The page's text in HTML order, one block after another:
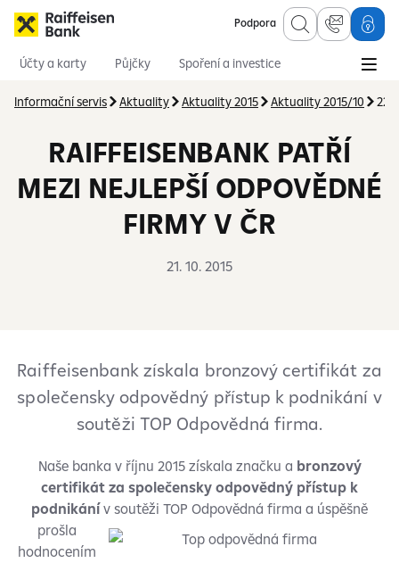
Podpora
Účty a karty Půjčky
Spoření a investice
Informační servis
Aktuality Aktuality 2015 Aktuality 2015/10
RAIFFEISENBANK PATŘÍ
MEZI NEJLEPŠÍ ODPOVĚDNÉ
FIRMY V ČR
21. 10. 2015
Raiffeisenbank získala bronzový certifikát za
společensky odpovědný přístup k podnikání v
soutěži TOP Odpovědná firma.
Naše banka v říjnu 2015 získala značku a bronzový
certifikát za společensky odpovědný přístup k
podnikánív soutěži TOP Odpovědná firma a úspěšně
prošla
hodnocením